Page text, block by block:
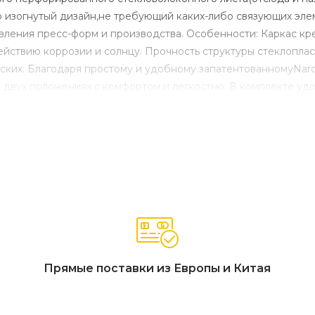
дизайн,не требующий каких-либо связующих
пресс-форм и производства. Особенности: Каркас
коррозии и солнцу. Прочность структуры
Благодаря простому и удобному
положениях с комфортом и легкостью. В комплекте
Прямые поставки из Европы и Китая